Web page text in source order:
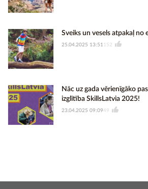
Sveiks un vesels atpakaļ no
25.04.2025 13:51 152
Nāc uz gada vērienīgāko
izglītība SkillsLatvia 2025!
23.04.2025 09:0949